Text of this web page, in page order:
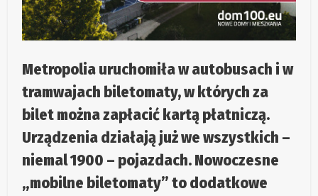
Metropolia uruchomiła w autobusach i w
tramwajach biletomaty, w których za
bilet można zapłacić kartą płatniczą.
Urządzenia działają już we wszystkich –
niemal 1900 – pojazdach. Nowoczesne
„mobilne biletomaty” to dodatkowe